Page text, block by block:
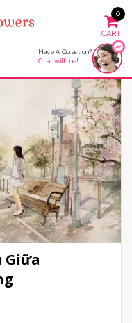
0
Have A Question?
Chat with us!
Giữa